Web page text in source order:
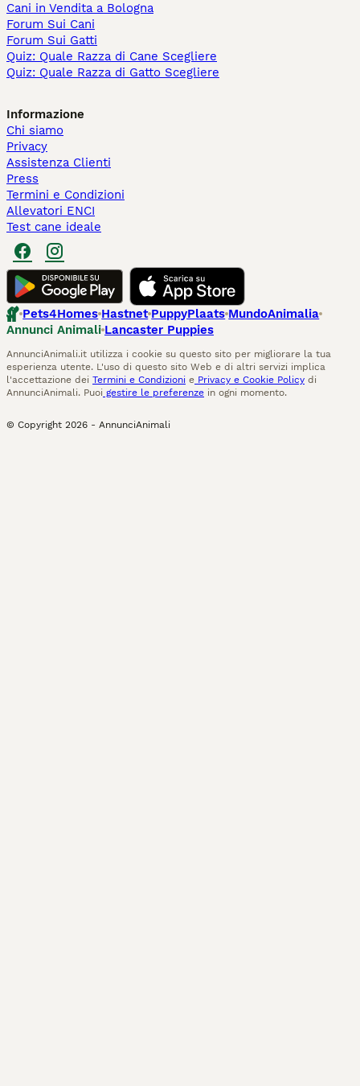
Cani in Vendita a Bologna
Forum Sui Cani
Forum Sui Gatti
Quiz: Quale Razza di Cane Scegliere
Quiz: Quale Razza di Gatto Scegliere
Informazione
Chi siamo
Privacy
Assistenza Clienti
Press
Termini e Condizioni
Allevatori ENCI
Test cane ideale
Pets4Homes Hastnet PuppyPlaats MundoAnimalia
Annunci Animali Lancaster Puppies
AnnunciAnimali.it utilizza i cookie su questo sito per migliorare la tua
esperienza utente. L'uso di questo sito Web e di altri servizi implica
l'accettazione dei Termini e Condizioni e Privacy e Cookie Policy di
AnnunciAnimali. Puoi gestire le preferenze in ogni momento.
© Copyright 2026 - AnnunciAnimali